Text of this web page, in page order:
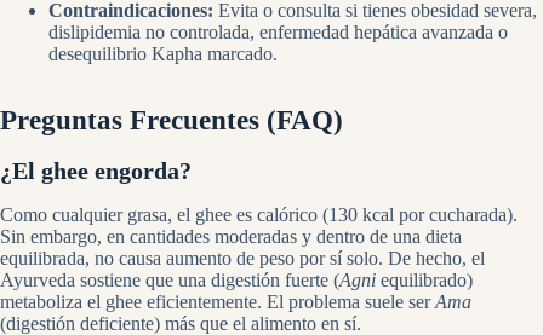
Contraindicaciones: Evita o consulta si tienes obesidad severa,
dislipidemia no controlada, enfermedad hepática avanzada o
desequilibrio Kapha marcado.
Preguntas Frecuentes (FAQ)
¿El ghee engorda?
Como cualquier grasa, el ghee es calórico (130 kcal por cucharada).
Sin embargo, en cantidades moderadas y dentro de una dieta
equilibrada, no causa aumento de peso por sí solo. De hecho, el
Ayurveda sostiene que una digestión fuerte (Agni equilibrado)
metaboliza el ghee eficientemente. El problema suele serAma
(digestión deficiente) más que el alimento en sí.